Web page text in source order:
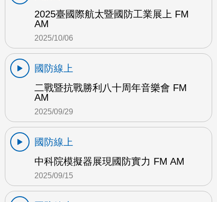
2025臺國際航太暨國防工業展上 FM
AM
2025/10/06
國防線上
二戰暨抗戰勝利八十周年音樂會 FM
AM
2025/09/29
國防線上
中科院模擬器展現國防實力 FM AM
2025/09/15